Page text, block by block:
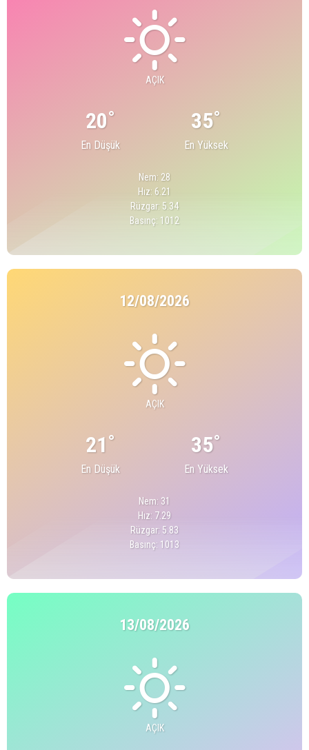
AÇIK
20°
En Düşük
35°
En Yüksek
Nem: 28
Hız: 6.21
Rüzgar: 5.34
Basınç: 1012
12/08/2026
AÇIK
21°
En Düşük
35°
En Yüksek
Nem: 31
Hız: 7.29
Rüzgar: 5.83
Basınç: 1013
13/08/2026
AÇIK